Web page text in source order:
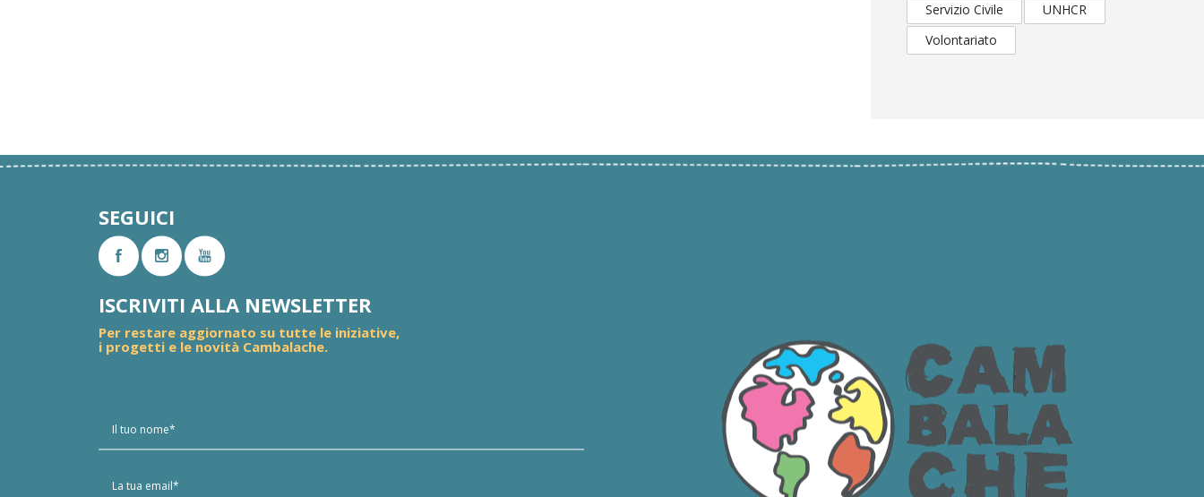
Servizio Civile
UNHCR
Volontariato
SEGUICI
ISCRIVITI ALLA NEWSLETTER
Per restare aggiornato su tutte le iniziative,
i progetti e le novità Cambalache.